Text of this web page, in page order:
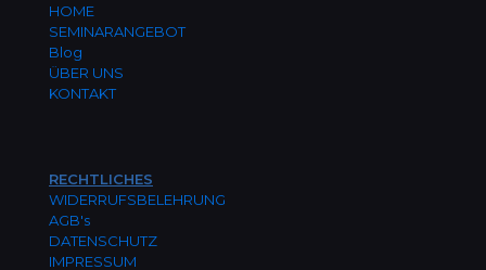
HOME
SEMINARANGEBOT
Blog
ÜBER UNS
KONTAKT
RECHTLICHES
WIDERRUFSBELEHRUNG
AGB's
DATENSCHUTZ
IMPRESSUM